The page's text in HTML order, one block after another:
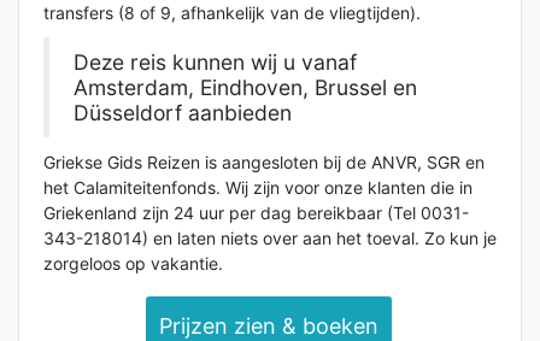
transfers (8 of 9, afhankelijk van de vliegtijden).
Deze reis kunnen wij u vanaf
Amsterdam, Eindhoven, Brussel en
Düsseldorf aanbieden
Griekse Gids Reizen is aangesloten bij de ANVR, SGR en
het Calamiteitenfonds. Wij zijn voor onze klanten die in
Griekenland zijn 24 uur per dag bereikbaar (Tel 0031-
343-218014) en laten niets over aan het toeval. Zo kun je
zorgeloos op vakantie.
Prijzen zien & boeken